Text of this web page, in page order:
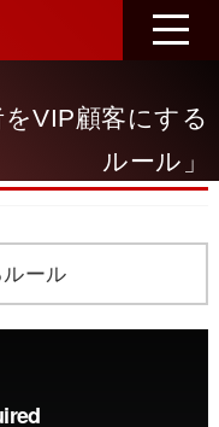
VIP顧客にする
ルール」
ール